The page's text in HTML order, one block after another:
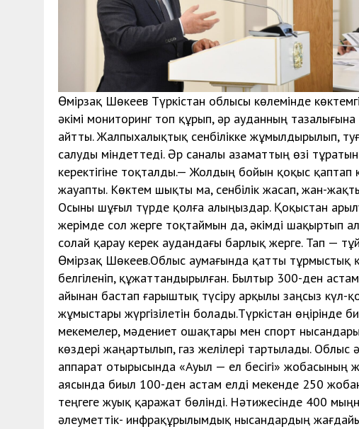
Өмірзақ Шөкеев Түркістан облысы көлемінде
әкімі мониторинг топ құрып, әр ауданның
айтты. Жалпыхалықтық сенбілікке жұмылдырылып,
салуды міндеттеді. Әр саналы азаматтың өзі
керектігіне тоқталды.— Жолдың бойын қоқыс қаптап
жауапты. Көктем шықты ма, сенбілік жасап, жан-
Осыны шұғыл түрде қолға алыңыздар. Қоқыстан
жерімде сол жерге тоқтаймын да, әкімді шақыртып
солай қарау керек аудандағы барлық жерге. Тап —
Өмірзақ Шөкеев.Облыс аумағында қатты тұрмыстық
белгіленіп, құжаттандырылған. Былтыр 300-ден
айынан бастап ғарыштық түсіру арқылы заңсыз күл-
жұмыстары жүргізілетін болады.Түркістан
мекемелер, мәдениет ошақтары мен спорт
көздері жаңартылып, газ желілері тартылады. Облыс
аппарат отырысында «Ауыл — ел бесігі» жобасының
аясында биыл 100-ден астам елді мекенде 250
теңгеге жуық қаражат бөлінді. Нәтижесінде 400
әлеуметтік- инфрақұрылымдық нысандардың